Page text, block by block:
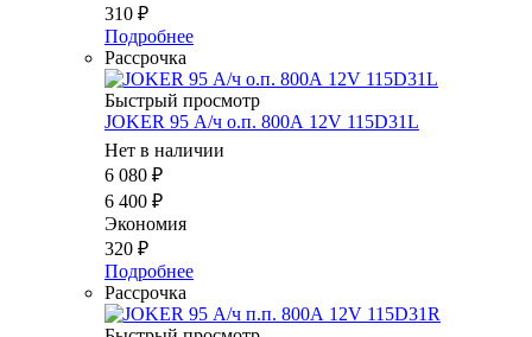
310 ₽
Подробнее
Рассрочка
Быстрый просмотр
JOKER 95 А/ч о.п. 800А 12V 115D31L
Нет в наличии
6 080 ₽
6 400 ₽
Экономия
320 ₽
Подробнее
Рассрочка